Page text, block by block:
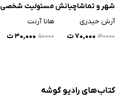
شهر و تماشاچیانش
آرش حیدری
۱۴۰۰۰۰ ۷۰,۰۰۰ ت
مسئولیت شخصی
به روایت هانا آرنت
هانا آرنت
۵۰۰۰۰ ۳۰,۰۰۰ ت
کتاب‌های رادیو گوشه